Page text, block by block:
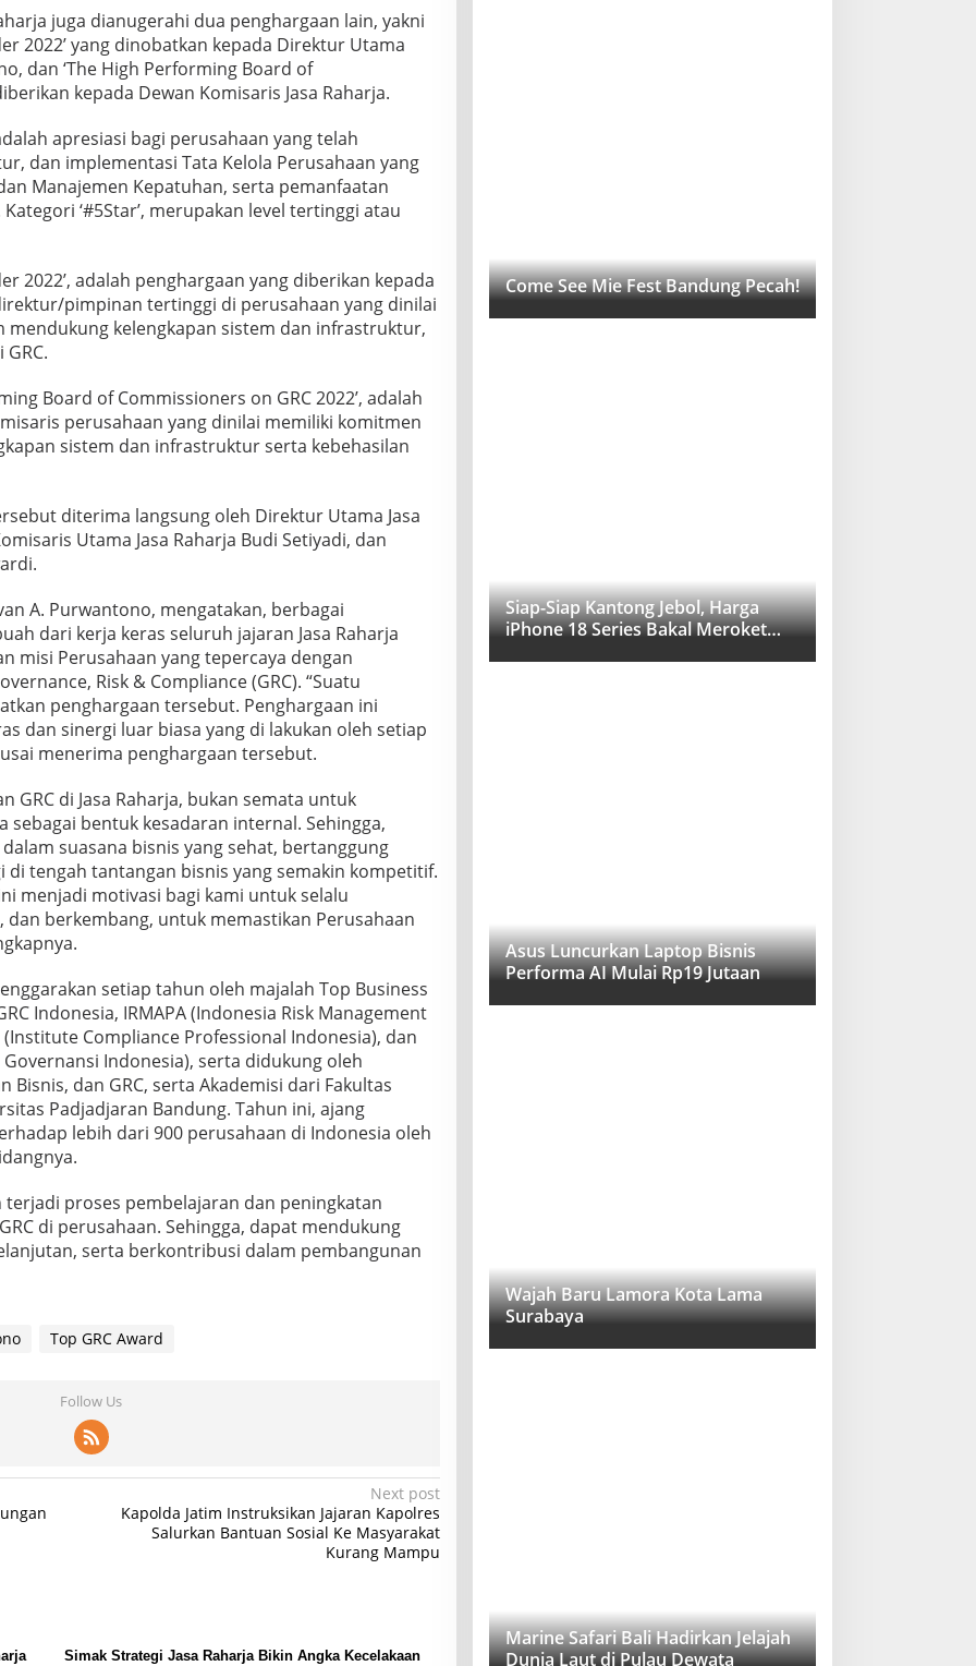
juga dianugerahi dua penghargaan lain, yakni
2022’ yang dinobatkan kepada Direktur Utama
dan ‘The High Performing Board of
kepada Dewan Komisaris Jasa Raharja.
apresiasi bagi perusahaan yang telah
dan implementasi Tata Kelola Perusahaan yang
Manajemen Kepatuhan, serta pemanfaatan
‘#5Star’, merupakan level tertinggi atau
2022’, adalah penghargaan yang diberikan kepada
pimpinan tertinggi di perusahaan yang dinilai
kelengkapan sistem dan infrastruktur,
Board of Commissioners on GRC 2022’, adalah
perusahaan yang dinilai memiliki komitmen
sistem dan infrastruktur serta kebehasilan
diterima langsung oleh Direktur Utama Jasa
Utama Jasa Raharja Budi Setiyadi, dan
A. Purwantono, mengatakan, berbagai
dari kerja keras seluruh jajaran Jasa Raharja
misi Perusahaan yang tepercaya dengan
Risk & Compliance (GRC). “Suatu
penghargaan tersebut. Penghargaan ini
dan sinergi luar biasa yang di lakukan oleh setiap
usai menerima penghargaan tersebut.
GRC di Jasa Raharja, bukan semata untuk
sebagai bentuk kesadaran internal. Sehingga,
suasana bisnis yang sehat, bertanggung
di tengah tantangan bisnis yang semakin kompetitif.
menjadi motivasi bagi kami untuk selalu
berkembang, untuk memastikan Perusahaan
setiap tahun oleh majalah Top Business
Indonesia, IRMAPA (Indonesia Risk Management
Compliance Professional Indonesia), dan
Indonesia), serta didukung oleh
dan GRC, serta Akademisi dari Fakultas
Padjadjaran Bandung. Tahun ini, ajang
lebih dari 900 perusahaan di Indonesia oleh
proses pembelajaran dan peningkatan
di perusahaan. Sehingga, dapat mendukung
serta berkontribusi dalam pembangunan
Top GRC Award
Follow Us
Next post
Kapolda Jatim Instruksikan Jajaran Kapolres
Salurkan Bantuan Sosial Ke Masyarakat
Kurang Mampu
Simak Strategi Jasa Raharja Bikin Angka Kecelakaan
Come See Mie Fest Bandung Pecah!
Siap-Siap Kantong Jebol, Harga
iPhone 18 Series Bakal Meroket
Asus Luncurkan Laptop Bisnis
Performa AI Mulai Rp19 Jutaan
Wajah Baru Lamora Kota Lama
Surabaya
Marine Safari Bali Hadirkan Jelajah
Dunia Laut di Pulau Dewata